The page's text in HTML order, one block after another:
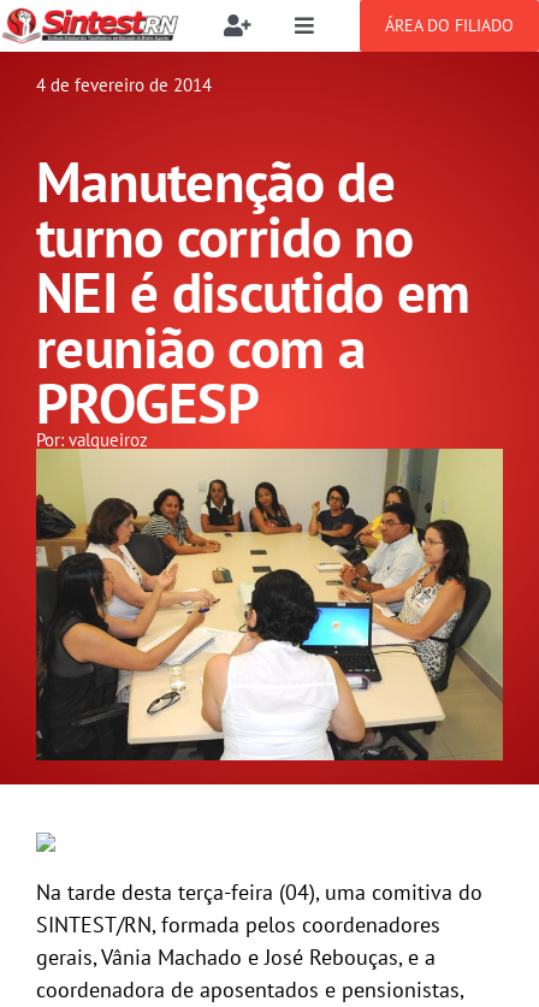
Ir
para
Toggle
Buscar
resultados
Filie-se
Benefícios
Setor jurídico
Toggle
SOBRE
NOTÍCIAS
PUBLICAÇÕES
CONGRESSOS
GREVE
DOCUMENTOS
GALERIA
ÁREA DO FILIADO
4 de fevereiro de 2014
Manutenção de
turno corrido no
NEI é discutido em
reunião com a
PROGESP
Por: valqueiroz
Na tarde desta terça-feira (04), uma comitiva do
SINTEST/RN, formada pelos coordenadores
gerais, Vânia Machado e José Rebouças, e a
coordenadora de aposentados e pensionistas,